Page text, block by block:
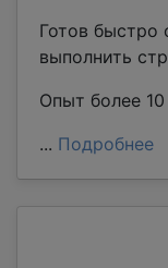
Готов быстро
выполнить
Опыт более 10
... Подробнее